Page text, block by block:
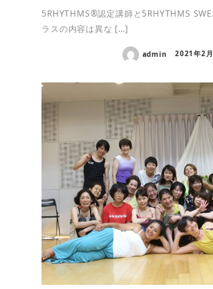
5RHYTHMS®認定講師と5RHYTHMS
ラスの内容は異な […]
admin 2021年2